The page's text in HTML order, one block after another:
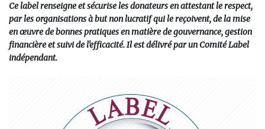
Ce label renseigne et sécurise les donateurs en attestant le respect,
par les organisations à but non lucratif qui le reçoivent, de la mise
en œuvre de bonnes pratiques en matière de gouvernance, gestion
financière et suivi de l'efficacité. Il est délivré par un Comité Label
indépendant.